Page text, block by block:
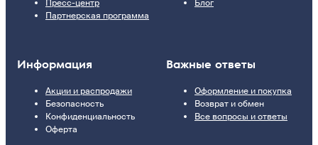
Пресс-центр
Партнерская программа
Блог
Информация
Акции и распродажи
Безопасность
Конфиденциальность
Оферта
Важные ответы
Оформление и покупка
Возврат и обмен
Все вопросы и ответы